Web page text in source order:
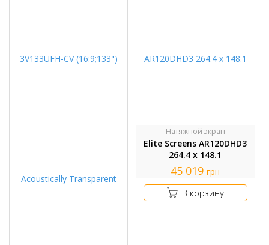
Натяжной экран
Elite Screens AR120DHD3
264.4 х 148.1
45 019 грн
В корзину